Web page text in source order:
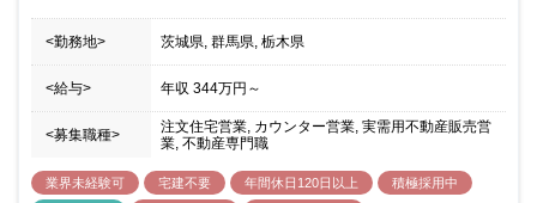
<勤務地> 茨城県, 群馬県, 栃木県
<給与> 年収 344万円 ～
<募集職種>
注文住宅営業, カウンター営業, 実需用不動産販売営
業, 不動産専門職
業界未経験可 宅建不要 年間休日120日以上
積極採用中